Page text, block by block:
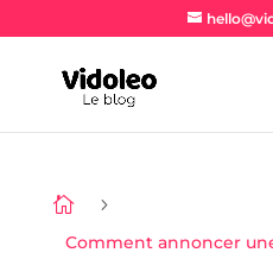

5
Comment annoncer